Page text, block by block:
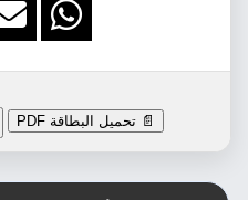
📄 تحميل البطاقة PDF